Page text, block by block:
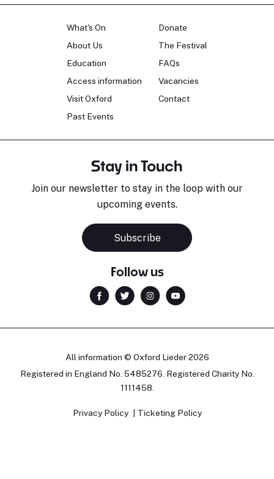
What's On
About Us
Education
Access information
Visit Oxford
Past Events
Donate
The Festival
FAQs
Vacancies
Contact
Stay in Touch
Join our newsletter to stay in the loop with our
upcoming events.
Subscribe
Follow us
All information © Oxford Lieder 2026
Registered in England No. 5485276. Registered Charity No.
1111458.
Privacy Policy Ticketing Policy